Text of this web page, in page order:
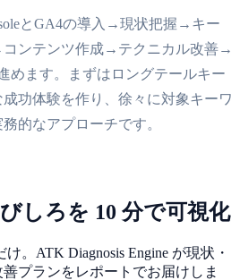
とGA4の導入→現状把握→キー
ンテンツ作成→テクニカル改善→
めます。まずはロングテールキー
功体験を作り、徐々に対象キーワ
的なアプローチです。
しろを 10 分で可視化
。ATK Diagnosis Engine が現状・
プランをレポートでお届けしま